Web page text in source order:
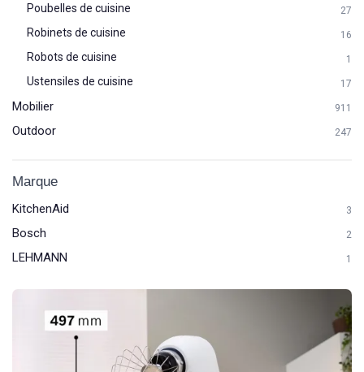
Poubelles de cuisine 27
Robinets de cuisine 16
Robots de cuisine 1
Ustensiles de cuisine 17
Mobilier 911
Outdoor 247
Marque
KitchenAid 3
Bosch 2
LEHMANN 1